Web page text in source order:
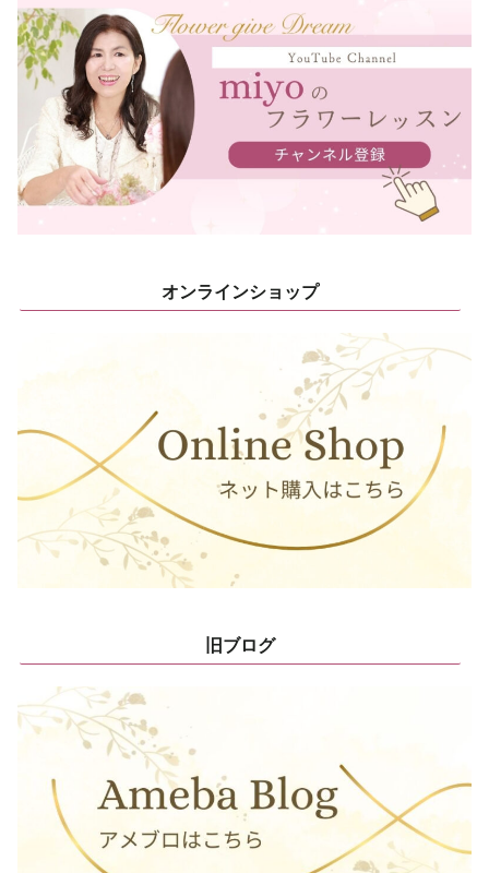
オンラインショップ
旧ブログ